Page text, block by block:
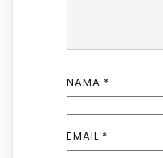
NAMA *
EMAIL *